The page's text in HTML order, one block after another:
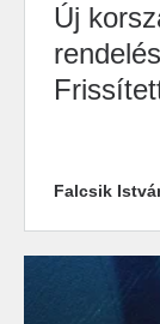
Új
Falcsik